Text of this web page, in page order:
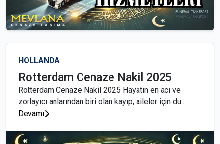
HOLLANDA
Rotterdam Cenaze Nakil 2025
Rotterdam Cenaze Nakil 2025 Hayatın en acı ve
zorlayıcı anlarından biri olan kayıp, aileler için du...
Devamı